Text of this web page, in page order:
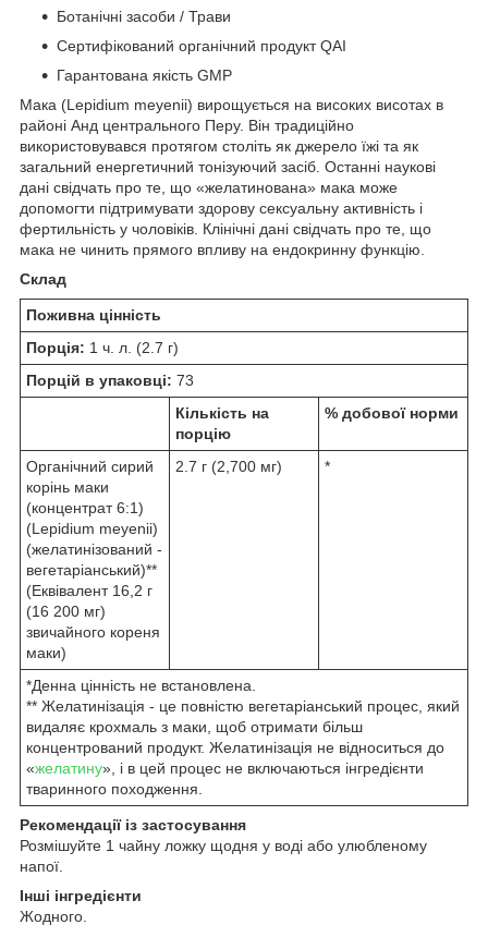
Ботанічні засоби / Трави
Сертифікований органічний продукт QAI
Гарантована якість GMP
Мака (Lepidium meyenii) вирощується на високих висотах в
районі Анд центрального Перу. Він традиційно
використовувався протягом століть як джерело їжі та як
загальний енергетичний тонізуючий засіб. Останні наукові
дані свідчать про те, що «желатинована» мака може
допомогти підтримувати здорову сексуальну активність і
фертильність у чоловіків. Клінічні дані свідчать про те, що
мака не чинить прямого впливу на ендокринну функцію.
Склад
Поживна цінність
Порція: 1 ч. л. (2.7 г)
Порцій в упаковці: 73
Кількість на
порцію
% добової норми
Органічний сирий
корінь маки
(концентрат 6:1)
(Lepidium meyenii)
(желатинізований -
вегетаріанський)**
(Еквівалент 16,2 г
(16 200 мг)
звичайного кореня
маки)
2.7 г (2,700 мг) *
*Денна цінність не встановлена.
** Желатинізація - це повністю вегетаріанський процес, який
видаляє крохмаль з маки, щоб отримати більш
концентрований продукт. Желатинізація не відноситься до
«желатину», і в цей процес не включаються інгредієнти
тваринного походження.
Рекомендації із застосування
Розмішуйте 1 чайну ложку щодня у воді або улюбленому
напої.
Інші інгредієнти
Жодного.